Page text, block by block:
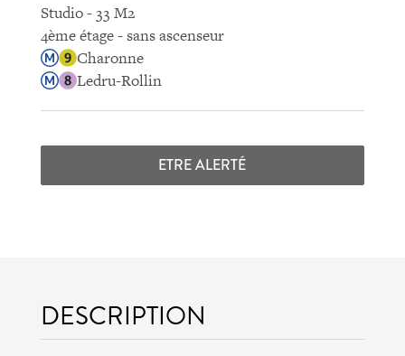
Studio - 33 M2
4ème étage - sans ascenseur
Charonne
Ledru-Rollin
ETRE ALERTÉ
DESCRIPTION